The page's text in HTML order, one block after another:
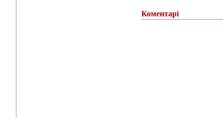
Коментарі